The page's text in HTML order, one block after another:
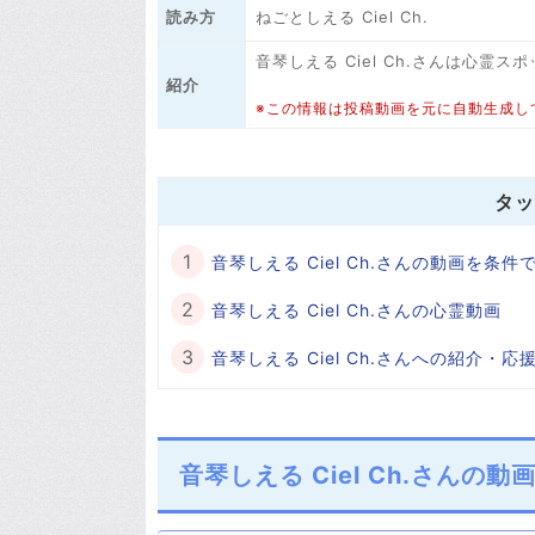
読み方 ねごとしえる Ciel Ch.
紹介
音琴しえる Ciel Ch.さんは心霊スポ
※この情報は投稿動画を元に自動生成
タ
音琴しえる Ciel Ch.さんの動画を条件
音琴しえる Ciel Ch.さんの心霊動画
音琴しえる Ciel Ch.さんへの紹介・応
音琴しえる Ciel Ch.さんの動